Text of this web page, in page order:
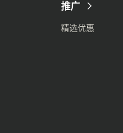
推广
精选优惠